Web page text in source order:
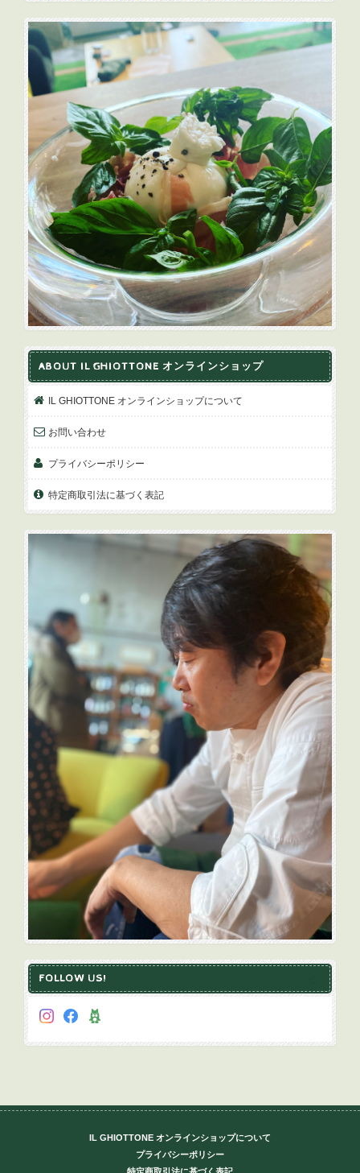
ABOUT IL GHIOTTONE オンラインショップ
IL GHIOTTONE オンラインショップについて
お問い合わせ
プライバシーポリシー
特定商取引法に基づく表記
FOLLOW US!
IL GHIOTTONE オンラインショップについて
プライバシーポリシー